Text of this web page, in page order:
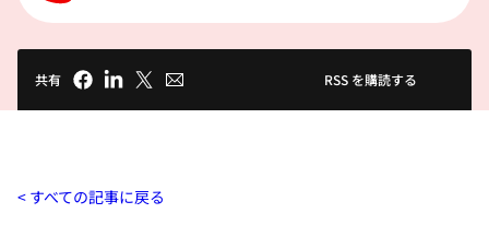
共有 RSS を購読する
すべての記事に戻る